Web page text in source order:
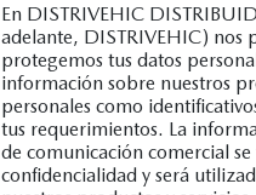
En DISTRIVEHIC
adelante, DISTRIVEHIC)
protegemos tus datos
información sobre nuestros
personales como
tus requerimientos. La
de comunicación comercial
confidencialidad y será